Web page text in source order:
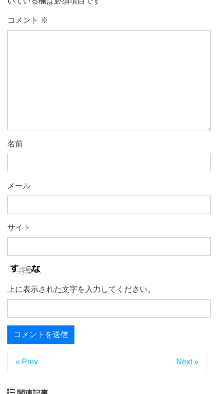
コメント ※
名前
メール
サイト
上に表示された文字を入力してください。
« Prev Next »